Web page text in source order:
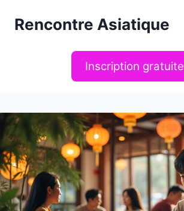
Rencontre Asiatique
Inscription gratuite